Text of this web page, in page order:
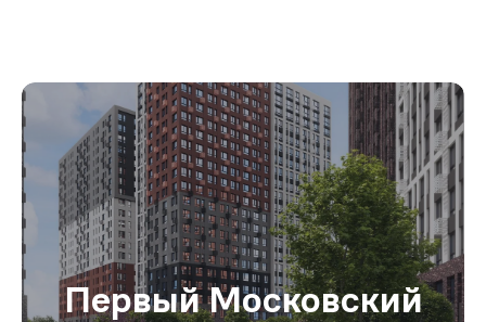
Первый Московский